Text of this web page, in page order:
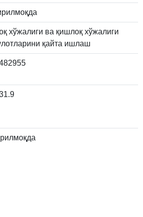
хўжалиги ва қишлоқ хўжалиги
қайта ишлаш